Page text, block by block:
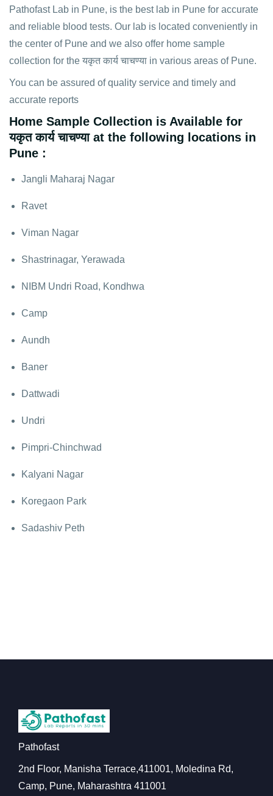
Pathofast Lab in Pune, is the best lab in Pune for accurate
and reliable blood tests. Our lab is located conveniently in
the center of Pune and we also offer home sample
collection for the यकृत कार्य चाचण्या in various areas of Pune.
You can be assured of quality service and timely and
accurate reports
Home Sample Collection is Available for
यकृत कार्य चाचण्या at the following locations in
Pune :
Jangli Maharaj Nagar
Ravet
Viman Nagar
Shastrinagar, Yerawada
NIBM Undri Road, Kondhwa
Camp
Aundh
Baner
Dattwadi
Undri
Pimpri-Chinchwad
Kalyani Nagar
Koregaon Park
Sadashiv Peth
Pathofast
2nd Floor, Manisha Terrace,411001, Moledina Rd,
Camp, Pune, Maharashtra 411001